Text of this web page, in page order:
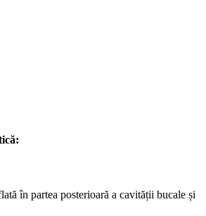
în partea posterioară a cavității bucale și